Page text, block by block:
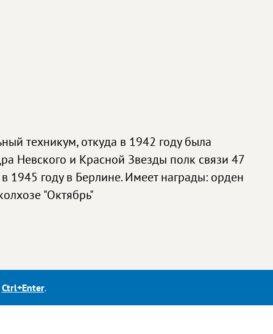
техникум, откуда в 1942 году была
Невского и Красной Звезды полк связи 47
1945 году в Берлине. Имеет награды: орден
"Октябрь"
Ctrl+Enter.